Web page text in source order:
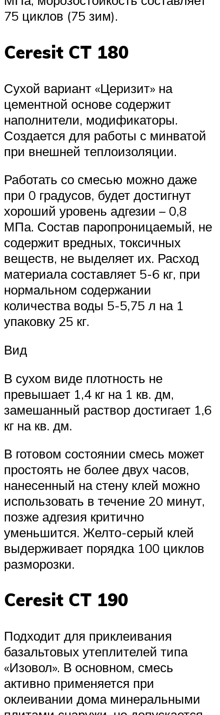
75 циклов (75 зим).
Ceresit CT 180
Сухой вариант «Церизит» на
цементной основе содержит
наполнители, модификаторы.
Создается для работы с минватой
при внешней теплоизоляции.
Работать со смесью можно даже
при 0 градусов, будет достигнут
хороший уровень адгезии – 0,8
МПа. Состав паропроницаемый, не
содержит вредных, токсичных
веществ, не выделяет их. Расход
материала составляет 5-6 кг, при
нормальном содержании
количества воды 5-5,75 л на 1
упаковку 25 кг.
Вид
В сухом виде плотность не
превышает 1,4 кг на 1 кв. дм,
замешанный раствор достигает 1,6
кг на кв. дм.
В готовом состоянии смесь может
простоять не более двух часов,
нанесенный на стену клей можно
использовать в течение 20 минут,
позже адгезия критично
уменьшится. Желто-серый клей
выдерживает порядка 100 циклов
разморозки.
Ceresit CT 190
Подходит для приклеивания
базальтовых утеплителей типа
«Изовол». В основном, смесь
активно применяется при
оклеивании дома минеральными